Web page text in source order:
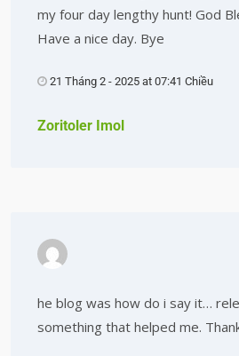
my four day lengthy hunt! God
Have a nice day. Bye
21 Tháng 2 - 2025 at 07:41 Chiều
Zoritoler Imol
he blog was how do i say it…
something that helped me.